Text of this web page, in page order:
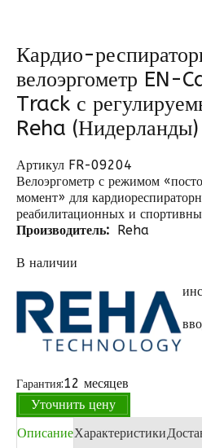
Кардио-
велоэргометр EN-
Track с
Reha (Нидерланды)
Артикул FR-09204
Велоэргометр с режимом
момент» для
реабилитационных и
Производитель:
Reha
В наличии
Гарантия:12 месяцев
Уточнить цену
ОписаниеХарактеристики